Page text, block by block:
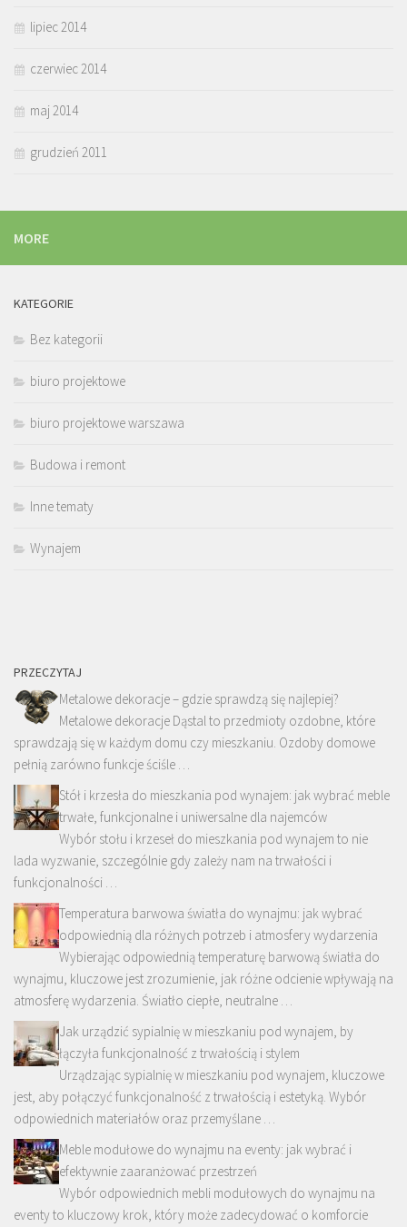
lipiec 2014
czerwiec 2014
maj 2014
grudzień 2011
MORE
KATEGORIE
Bez kategorii
biuro projektowe
biuro projektowe warszawa
Budowa i remont
Inne tematy
Wynajem
PRZECZYTAJ
Metalowe dekoracje – gdzie sprawdzą się najlepiej?
Metalowe dekoracje Dąstal to przedmioty ozdobne, które
sprawdzają się w każdym domu czy mieszkaniu. Ozdoby domowe
pełnią zarówno funkcje ściśle …
Stół i krzesła do mieszkania pod wynajem: jak wybrać meble
trwałe, funkcjonalne i uniwersalne dla najemców
Wybór stołu i krzeseł do mieszkania pod wynajem to nie
lada wyzwanie, szczególnie gdy zależy nam na trwałości i
funkcjonalności …
Temperatura barwowa światła do wynajmu: jak wybrać
odpowiednią dla różnych potrzeb i atmosfery wydarzenia
Wybierając odpowiednią temperaturę barwową światła do
wynajmu, kluczowe jest zrozumienie, jak różne odcienie wpływają na
atmosferę wydarzenia. Światło ciepłe, neutralne …
Jak urządzić sypialnię w mieszkaniu pod wynajem, by
łączyła funkcjonalność z trwałością i stylem
Urządzając sypialnię w mieszkaniu pod wynajem, kluczowe
jest, aby połączyć funkcjonalność z trwałością i estetyką. Wybór
odpowiednich materiałów oraz przemyślane …
Meble modułowe do wynajmu na eventy: jak wybrać i
efektywnie zaaranżować przestrzeń
Wybór odpowiednich mebli modułowych do wynajmu na
eventy to kluczowy krok, który może zadecydować o komforcie